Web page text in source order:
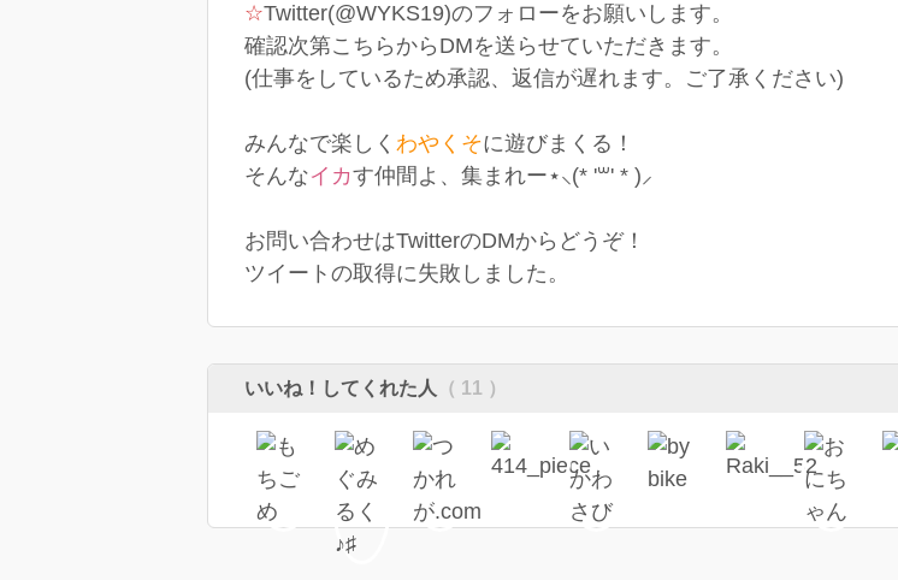
☆Twitter(@WYKS19)のフォローをお願いします。
確認次第こちらからDMを送らせていただきます。
(仕事をしているため承認、返信が遅れます。ご了承ください)
みんなで楽しく わやくそに遊びまくる！
そんなイカす仲間よ、集まれー⋆⸜(* '꒳' * )⸝
お問い合わせはTwitterのDMからどうぞ！
ツイートの取得に失敗しました。
いいね！してくれた人 （ 11 ）